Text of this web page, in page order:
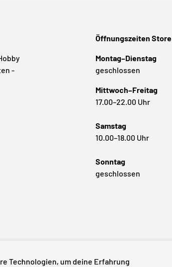
Technologien, um deine Erfahrung
-
Öffnungszeiten Store
Montag–Dienstag
geschlossen
Mittwoch–Freitag
17.00–22.00 Uhr
Samstag
10.00–18.00 Uhr
Sonntag
geschlossen